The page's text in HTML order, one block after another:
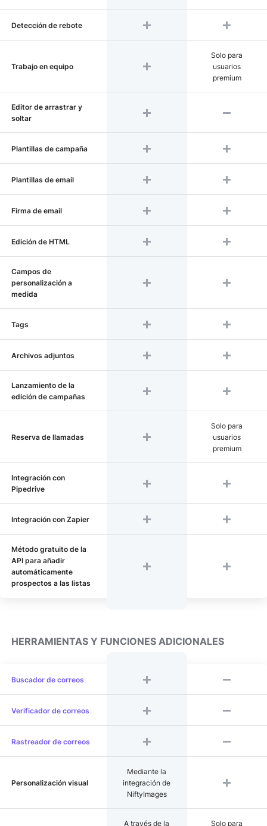
Detección de rebote
Trabajo en equipo
Solo para
usuarios
premium
Editor de arrastrar y
soltar
Plantillas de campaña
Plantillas de email
Firma de email
Edición de HTML
Campos de
personalización a
medida
Tags
Archivos adjuntos
Lanzamiento de la
edición de campañas
Reserva de llamadas
Solo para
usuarios
premium
Integración con
Pipedrive
Integración con Zapier
Método gratuito de la
API para añadir
automáticamente
prospectos a las listas
HERRAMIENTAS Y FUNCIONES ADICIONALES
Buscador de correos
Verificador de correos
Rastreador de correos
Personalización visual
Mediante la
integración de
NiftyImages
A través de la Solo para